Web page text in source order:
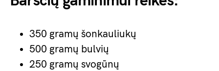
350 gramų šonkauliukų
500 gramų bulvių
250 gramų svogūnų